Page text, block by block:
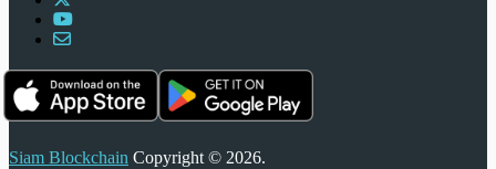
Siam Blockchain Copyright © 2026.